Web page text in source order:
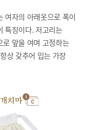
여자의 아래옷으로 폭이
특징이다. 저고리는
앞을 여며 고정하는
상 갖추어 입는 가장
치마